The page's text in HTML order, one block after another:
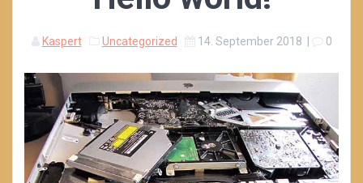
Kaspert Uncategorized 14. September 2018 0